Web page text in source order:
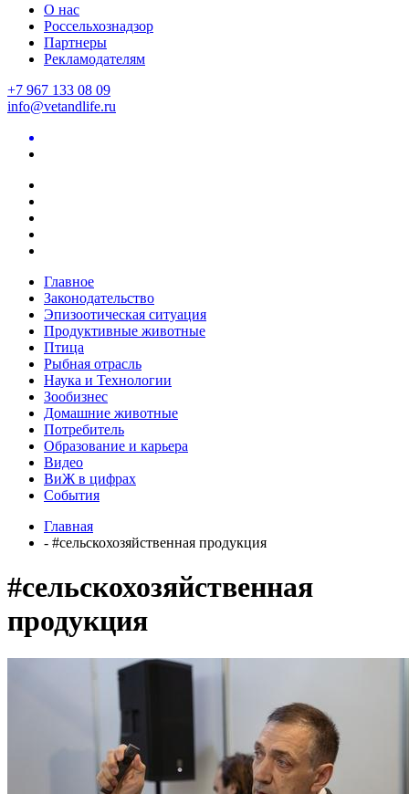
О нас
Россельхознадзор
Партнеры
Рекламодателям
+7 967 133 08 09
info@vetandlife.ru
Главное
Законодательство
Эпизоотическая ситуация
Продуктивные животные
Птица
Рыбная отрасль
Наука и Технологии
Зообизнес
Домашние животные
Потребитель
Образование и карьера
Видео
ВиЖ в цифрах
События
Главная
- #сельскохозяйственная продукция
#сельскохозяйственная
продукция